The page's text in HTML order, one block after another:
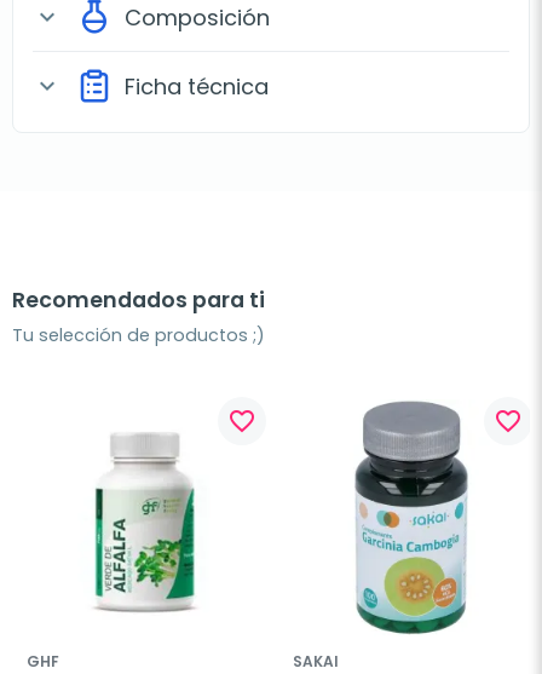
expand_more Composición
expand_more Ficha técnica
Recomendados para ti
Tu selección de productos ;)
favorite_border
GHF
favorite_border
SAKAI